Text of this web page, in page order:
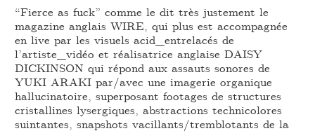
“Fierce as fuck” comme le dit très justement le
magazine anglais WIRE, qui plus est accompagnée
en live par les visuels acid_entrelacés de
l’artiste_vidéo et réalisatrice anglaise DAISY
DICKINSON qui répond aux assauts sonores de
YUKI ARAKI par/avec une imagerie organique
hallucinatoire, superposant footages de structures
cristallines lysergiques, abstractions technicolores
suintantes, snapshots vacillants/tremblotants de la